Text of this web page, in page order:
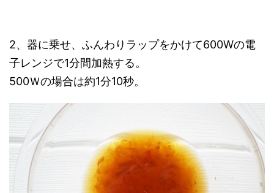
2、器に乗せ、ふんわりラップをかけて600Wの電
子レンジで1分間加熱する。
500Ｗの場合は約1分10秒。